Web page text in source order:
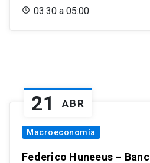
03:30 a 05:00
21 ABR
Macroeconomía
Federico Huneeus –